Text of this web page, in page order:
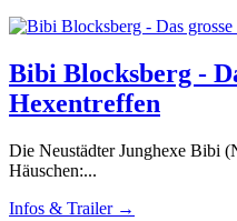
Bibi Blocksberg -
Hexentreffen
Die Neustädter Junghexe Bibi
Häuschen:...
Infos & Trailer →